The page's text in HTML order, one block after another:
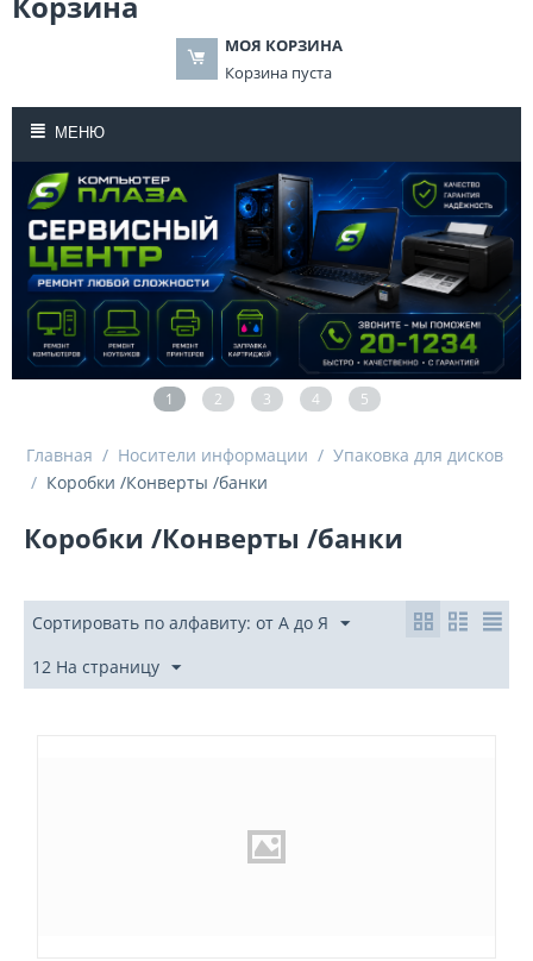
МОЯ КОРЗИНА
Корзина пуста
МЕНЮ
1 2 3 4 5
Главная / Носители информации / Упаковка для дисков
/ Коробки /Конверты /банки
Коробки /Конверты /банки
Сортировать по алфавиту: от А до Я
12 На страницу